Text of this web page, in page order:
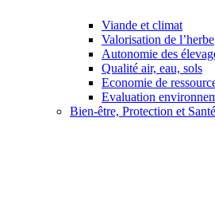
Viande et climat
Valorisation de l’herbe
Autonomie des
Qualité air, eau, sols
Economie de
Evaluation
Bien-être, Protection et